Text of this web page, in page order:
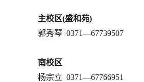
主校区(盛和苑)
郭秀琴 0371—67739507
南校区
杨宗立 0371—67766951